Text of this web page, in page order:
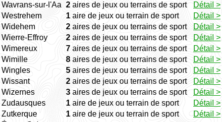
Wavrans-sur-l'Aa 2 aires de jeux ou terrains de sport
Détail >
Westrehem
1 aire de jeux ou terrain de sport
Détail >
Widehem
2 aires de jeux ou terrains de sport
Détail >
Wierre-Effroy
2 aires de jeux ou terrains de sport
Détail >
Wimereux
7 aires de jeux ou terrains de sport
Détail >
Wimille
8 aires de jeux ou terrains de sport
Détail >
Wingles
5 aires de jeux ou terrains de sport
Détail >
Wissant
2 aires de jeux ou terrains de sport
Détail >
Wizernes
3 aires de jeux ou terrains de sport
Détail >
Zudausques
1 aire de jeux ou terrain de sport
Détail >
Zutkerque
1 aire de jeux ou terrain de sport
Détail >